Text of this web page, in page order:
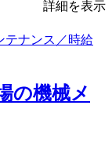
詳細を表示
の機械メ